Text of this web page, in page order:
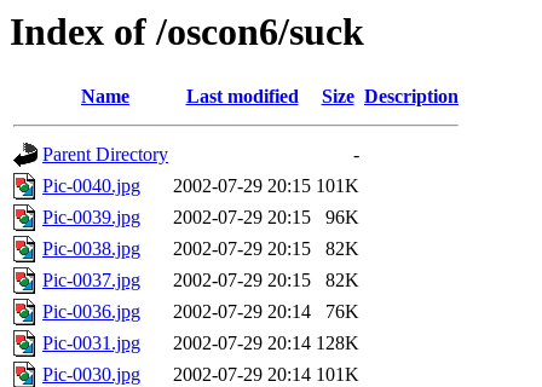
Index of /oscon6/suck
Name Last modified Size Description
Parent Directory
-
Pic-0040.jpg
2002-07-29 20:15 101K
Pic-0039.jpg
2002-07-29 20:15
96K
Pic-0038.jpg
2002-07-29 20:15
82K
Pic-0037.jpg
2002-07-29 20:15
82K
Pic-0036.jpg
2002-07-29 20:14
76K
Pic-0031.jpg
2002-07-29 20:14 128K
Pic-0030.jpg
2002-07-29 20:14 101K